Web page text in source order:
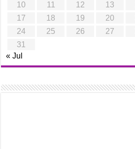
10
11 12 13
17
18 19 20
24
25 26 27
31
« Jul